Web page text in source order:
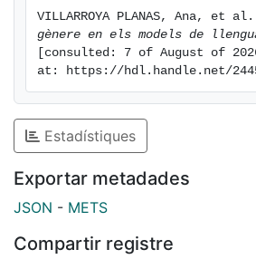
VILLARROYA PLANAS, Ana, et al.
gènere en els models de
[consulted: 7 of August of
at: https://hdl.handle.net/
Estadístiques
Exportar metadades
JSON - METS
Compartir registre